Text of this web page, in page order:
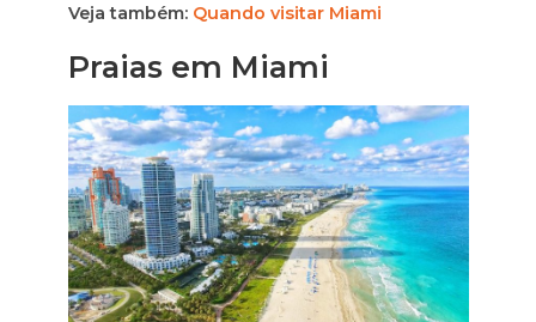
Veja também: Quando visitar Miami
Praias em Miami